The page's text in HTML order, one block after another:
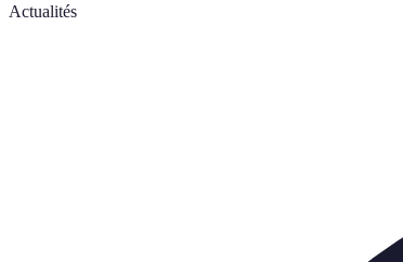
Actualités